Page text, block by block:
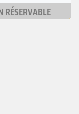
RÉSERVABLE